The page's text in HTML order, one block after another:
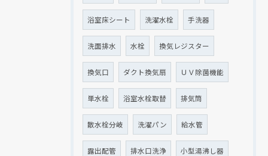
浴室床シート 洗濯水栓 手洗器
洗面排水 水栓 換気レジスター
換気口 ダクト換気扇 ＵＶ除菌機能
単水栓 浴室水栓取替 排気筒
散水栓分岐 洗濯パン 給水管
露出配管 排水口洗浄 小型湯沸し器